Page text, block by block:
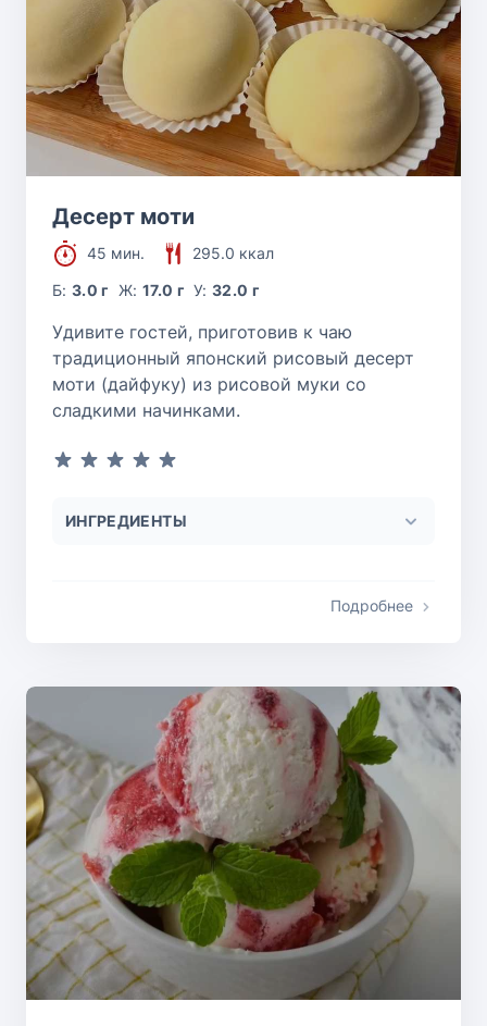
Десерт моти
45 мин.
295.0 ккал
Б:3.0 г Ж: 17.0 г У:32.0 г
Удивите гостей, приготовив к чаю
традиционный японский рисовый десерт
моти (дайфуку) из рисовой муки со
сладкими начинками.
ИНГРЕДИЕНТЫ
Подробнее